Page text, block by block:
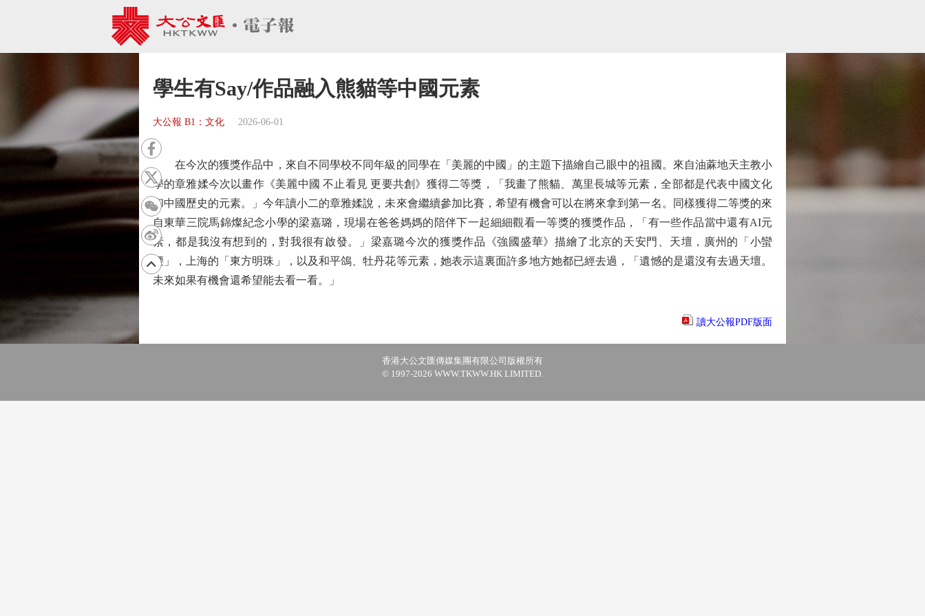
學生有Say/作品融入熊貓等中國元素
大公報 B1：文化 2026-06-01
在今次的獲獎作品中，來自不同學校不同年級的同學在「美麗的中國」的主題下描繪自己眼中的祖國。來自油蔴地天主教小
學的章雅媃今次以畫作《美麗中國 不止看見 更要共創》獲得二等獎，「我畫了熊貓、萬里長城等元素，全部都是代表中國文化
和中國歷史的元素。」今年讀小二的章雅媃說，未來會繼續參加比賽，希望有機會可以在將來拿到第一名。同樣獲得二等獎的來
自東華三院馬錦燦紀念小學的梁嘉璐，現場在爸爸媽媽的陪伴下一起細細觀看一等獎的獲獎作品，「有一些作品當中還有AI元
素，都是我沒有想到的，對我很有啟發。」梁嘉璐今次的獲獎作品《強國盛華》描繪了北京的天安門、天壇，廣州的「小蠻
腰」，上海的「東方明珠」，以及和平鴿、牡丹花等元素，她表示這裏面許多地方她都已經去過，「遺憾的是還沒有去過天壇。
未來如果有機會還希望能去看一看。」
讀大公報PDF版面
香港大公文匯傳媒集團有限公司版權所有
© 1997-2026 WWW.TKWW.HK LIMITED.